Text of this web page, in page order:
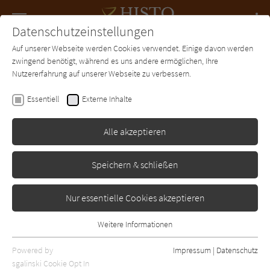
SUCHE Forum Charts Newsletter
Karina Kulbach-Fricke
Der Kaufmann von Köln
Erschienen: Januar 2002 Bibliogr. Angaben
Datenschutzeinstellungen
Auf unserer Webseite werden Cookies verwendet. Einige davon werden
zwingend benötigt, während es uns andere ermöglichen, Ihre
Nutzererfahrung auf unserer Webseite zu verbessern.
Essentiell Externe Inhalte
Alle akzeptieren
Speichern & schließen
Nur essentielle Cookies akzeptieren
Essentielle Cookies werden für grundlegende Funktionen der
Webseite benötigt. Dadurch ist gewährleistet, dass die Webseite
Weitere Informationen
Powered by
sgalinski Cookie Opt In
Impressum | Datenschutz